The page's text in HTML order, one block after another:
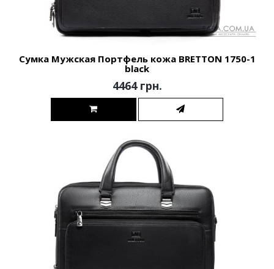
Сумка Мужская Портфель кожа BRETTON 1750-1
black
4464 грн.